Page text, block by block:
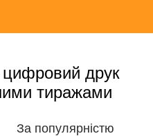
цифровий друк
тиражами
За популярністю